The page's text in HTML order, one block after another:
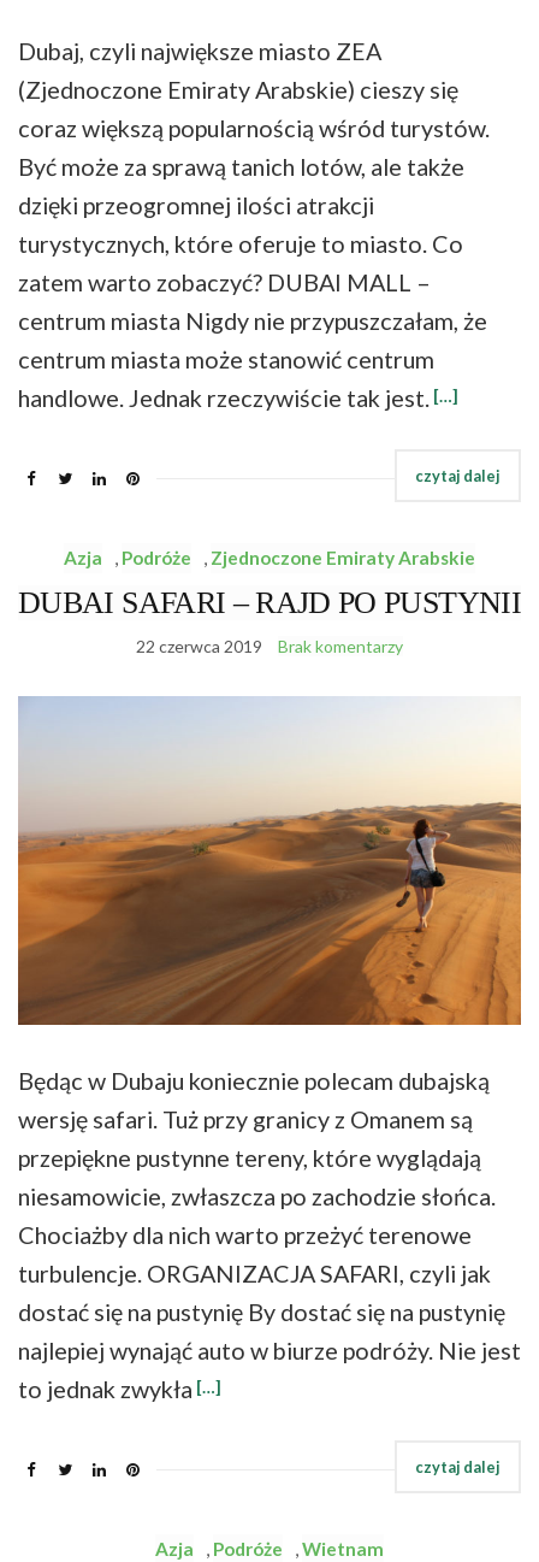
Dubaj, czyli największe miasto ZEA
(Zjednoczone Emiraty Arabskie) cieszy się
coraz większą popularnością wśród turystów.
Być może za sprawą tanich lotów, ale także
dzięki przeogromnej ilości atrakcji
turystycznych, które oferuje to miasto. Co
zatem warto zobaczyć? DUBAI MALL –
centrum miasta Nigdy nie przypuszczałam, że
centrum miasta może stanowić centrum
handlowe. Jednak rzeczywiście tak jest. […]
Azja , Podróże , Zjednoczone Emiraty Arabskie
DUBAI SAFARI – RAJD PO PUSTYNII
22 czerwca 2019 Brak komentarzy
Będąc w Dubaju koniecznie polecam dubajską
wersję safari. Tuż przy granicy z Omanem są
przepiękne pustynne tereny, które wyglądają
niesamowicie, zwłaszcza po zachodzie słońca.
Chociażby dla nich warto przeżyć terenowe
turbulencje. ORGANIZACJA SAFARI, czyli jak
dostać się na pustynię By dostać się na pustynię
najlepiej wynająć auto w biurze podróży. Nie jest
to jednak zwykła […]
Azja , Podróże ,Wietnam